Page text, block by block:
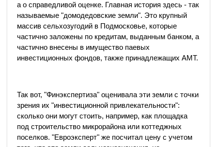
а о справедливой оценке. Главная история здесь - так
называемые "домодедовские земли". Это крупный
массив сельхозугодий в Подмосковье, которые
частично заложены по кредитам, выданным банком, а
частично внесены в имущество паевых
инвестиционных фондов, также принадлежащих АМТ.
Так вот, "Финэкспертиза" оценивала эти земли с точки
зрения их "инвестиционной привлекательности":
сколько они могут стоить, например, как площадка
под строительство микрорайона или коттеджных
поселков. "Евроэксперт" же посчитал цену с учетом